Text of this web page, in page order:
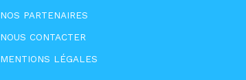
NOS PARTENAIRES
NOUS CONTACTER
MENTIONS LÉGALES